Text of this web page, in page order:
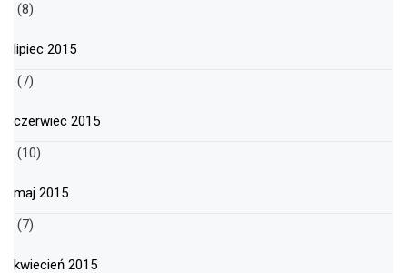
(8)
lipiec 2015
(7)
czerwiec 2015
(10)
maj 2015
(7)
kwiecień 2015